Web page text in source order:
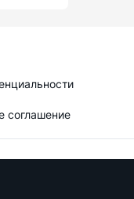
соглашение